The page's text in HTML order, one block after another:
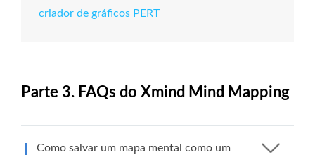
criador de gráficos PERT
Parte 3. FAQs do Xmind Mind Mapping
Como salvar um mapa mental como um